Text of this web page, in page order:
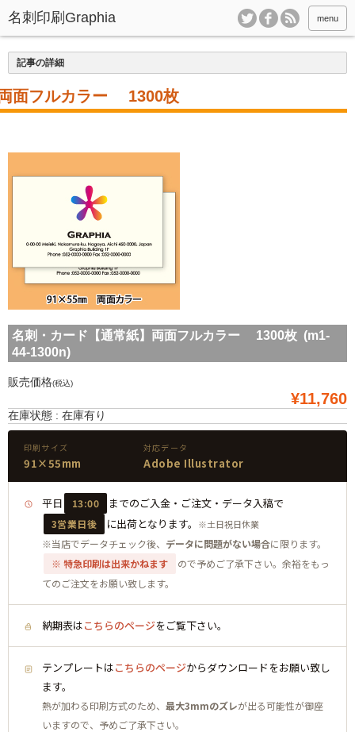
menu
記事の詳細
面フルカラー 1300枚
名刺・カード【通常紙】両面フルカラー 1300枚 (m1-
44-1300n)
販売価格(税込)
¥11,760
在庫状態 : 在庫有り
印刷サイズ
91×55mm
対応データ
Adobe Illustrator
平日 13:00 までのご入金・ご注文・データ入稿で
3営業日後 に出荷となります。 ※土日祝日休業
※当店でデータチェック後、 データに問題がない場合に限ります。
※ 特急印刷は出来かねます
ので予めご了承下さい。余裕をもっ
てのご注文をお願い致します。
納期表はこちらのページをご覧下さい。
テンプレートはこちらのページからダウンロードをお願い致し
ます。
熱が加わる印刷方式のため、 最大3mmのズレが出る可能性が御座
いますので、予めご了承下さい。